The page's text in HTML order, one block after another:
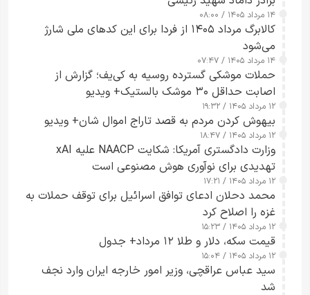
۱۴ مرداد ۱۴۰۵ / ۰۸:۰۰
کالابرگ مرداد ۱۴۰۵ از فردا برای این کدهای ملی شارژ
می‌شود
۱۴ مرداد ۱۴۰۵ / ۰۷:۴۷
حملات موشکی گسترده روسیه به کی‌یف؛ گزارش از
اصابت حداقل ۳۰ موشک بالستیک+ ویدیو
۱۲ مرداد ۱۴۰۵ / ۱۹:۳۲
بیهوش کردن مردم به قصد تاراج اموال شان+ ویدیو
۱۲ مرداد ۱۴۰۵ / ۱۸:۴۷
وزارت دادگستری آمریکا: شکایت NAACP علیه xAI
تهدیدی برای نوآوری هوش مصنوعی است
۱۲ مرداد ۱۴۰۵ / ۱۷:۲۱
محمد دحلان ادعای توافق اسرائیل برای توقف حملات به
غزه را اصلاح کرد
۱۲ مرداد ۱۴۰۵ / ۱۵:۲۳
قیمت سکه، دلار و طلا ۱۲ مرداد+ جدول
۱۲ مرداد ۱۴۰۵ / ۱۵:۰۴
سید عباس عراقچی، وزیر امور خارجه ایران وارد نجف
شد